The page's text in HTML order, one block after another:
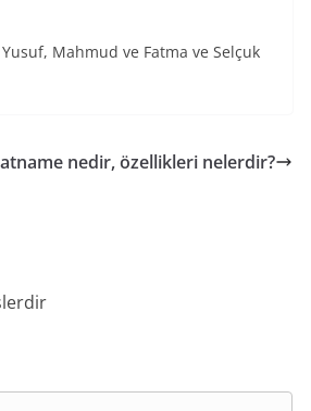
Mahmud ve Fatma ve Selçuk
nedir, özellikleri nelerdir?